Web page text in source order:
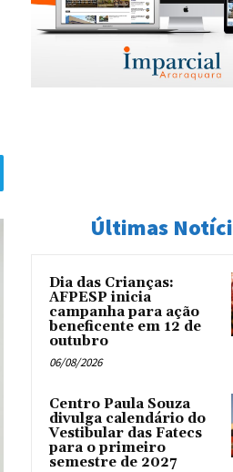
Últimas
Dia das Crianças:
AFPESP inicia
campanha para ação
beneficente em 12 de
outubro
06/08/2026
Centro Paula Souza
divulga calendário do
Vestibular das Fatecs
para o primeiro
semestre de 2027